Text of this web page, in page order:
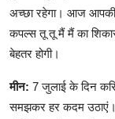
अच्छा रहेगा। आज
कपल्स तू तू मैं मैं का
बेहतर होगी।
मीन: 7 जुलाई के दिन
समझकर हर कदम